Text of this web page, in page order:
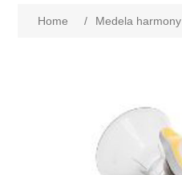
Home / Medela harmony